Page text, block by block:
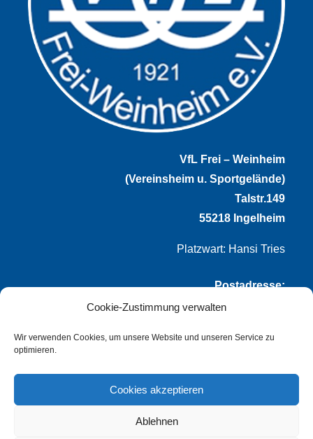
Cookie-Zustimmung verwalten
Wir verwenden Cookies, um unsere Website und unseren Service zu
optimieren.
Cookies akzeptieren
Ablehnen
VfL Frei – Weinheim
(Vereinsheim u. Sportgelände)
Talstr.149
55218 Ingelheim
Platzwart: Hansi Tries
Postadresse:
VfL Frei-Weinheim 1921 e.V.
Thomas Winternheimer
Talstr. 149
55218 Ingelheim